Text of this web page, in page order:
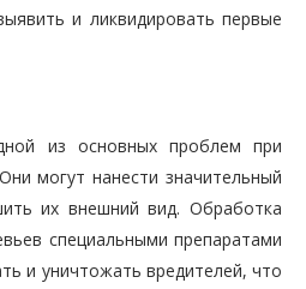
и ликвидировать первые
из основных проблем при
могут нанести значительный
их внешний вид. Обработка
специальными препаратами
и уничтожать вредителей, что